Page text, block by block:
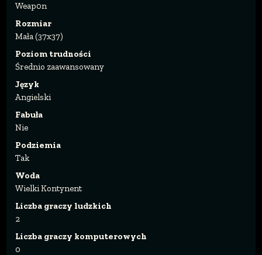
Weap0n
Rozmiar
Mała (37x37)
Poziom trudności
Średnio zaawansowany
Język
Angielski
Fabuła
Nie
Podziemia
Tak
Woda
Wielki Kontynent
Liczba graczy ludzkich
2
Liczba graczy komputerowych
0